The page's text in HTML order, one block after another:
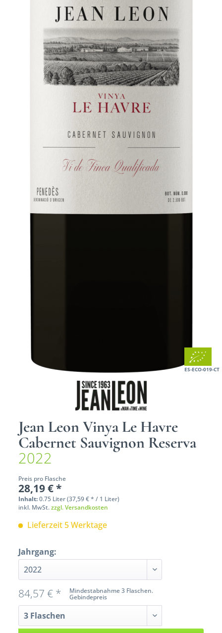
ES-ECO-019-CT
Jean Leon Vinya Le Havre
Cabernet Sauvignon Reserva
2022
Preis pro Flasche
28,19 € *
Inhalt:0.75 Liter (37,59 € * / 1 Liter)
inkl. MwSt.zzgl. Versandkosten
Lieferzeit 5 Werktage
Jahrgang:
Mindestabnahme 3 Flaschen.
Gebindepreis
84,57 € *